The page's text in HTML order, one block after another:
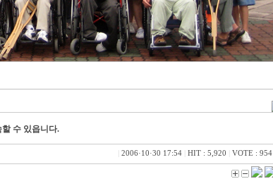
수 있읍니다.
2006·10·30 17:54 HIT : 5,920 VOTE : 954